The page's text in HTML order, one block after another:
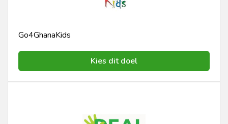
Go4GhanaKids
Kies dit doel